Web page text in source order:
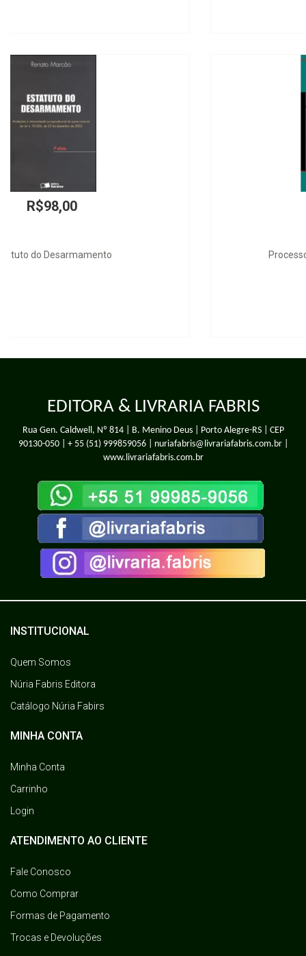
Processo Penal e Direitos do Homem
EDITORA & LIVRARIA FABRIS
Rua Gen. Caldwell, Nº 814 | B. Menino Deus | Porto Alegre-RS | CEP
90130-050 | + 55 (51) 999859056| nuriafabris@livrariafabris.com.br |
www.livrariafabris.com.br
INSTITUCIONAL
Quem Somos
Núria Fabris Editora
Catálogo Núria Fabirs
MINHA CONTA
Minha Conta
Carrinho
Login
ATENDIMENTO AO CLIENTE
Fale Conosco
Como Comprar
Formas de Pagamento
Trocas e Devoluções